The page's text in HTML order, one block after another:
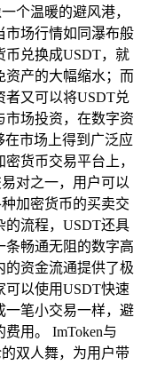
个温暖的避风港，
市场行情如同瀑布般
币兑换成USDT，就
资产的大幅缩水；而
者又可以将USDT兑
市场投资，在数字资
在市场上得到广泛应
货币交易平台上，
对之一，用户可以
加密货币的买卖交
的流程，USDT还具
条畅通无阻的数字高
的资金流通提供了极
可以使用USDT快速
一笔小交易一样，避
用。 ImToken与
双人舞，为用户带